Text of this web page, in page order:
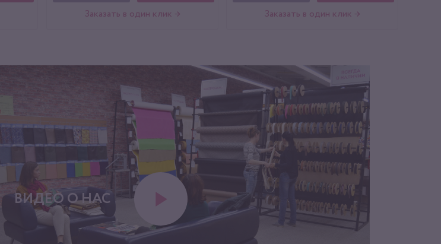
Заказать в один клик → Заказать в один клик →
ВИДЕО О НАС